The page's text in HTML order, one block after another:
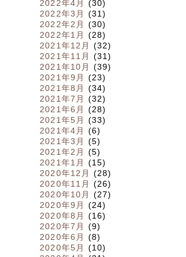
2022年4月
(30)
2022年3月
(31)
2022年2月
(30)
2022年1月
(28)
2021年12月
(32)
2021年11月
(31)
2021年10月
(39)
2021年9月
(23)
2021年8月
(34)
2021年7月
(32)
2021年6月
(28)
2021年5月
(33)
2021年4月
(6)
2021年3月
(5)
2021年2月
(5)
2021年1月
(15)
2020年12月
(28)
2020年11月
(26)
2020年10月
(27)
2020年9月
(24)
2020年8月
(16)
2020年7月
(9)
2020年6月
(8)
2020年5月
(10)